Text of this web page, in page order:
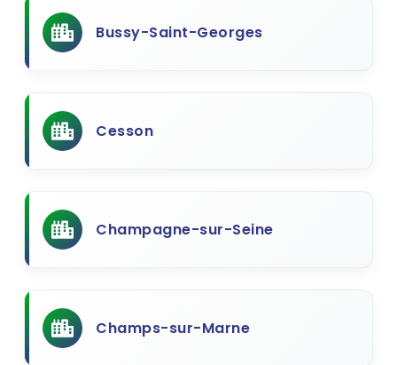
Bussy-Saint-Georges
Cesson
Champagne-sur-Seine
Champs-sur-Marne